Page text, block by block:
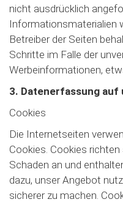
nicht ausdrücklich
Informationsmaterialien
Betreiber der Seiten
Schritte im Falle der
Werbeinformationen,
3. Datenerfassung auf
Cookies
Die Internetseiten
Cookies. Cookies
Schaden an und
dazu, unser Angebot
sicherer zu machen.